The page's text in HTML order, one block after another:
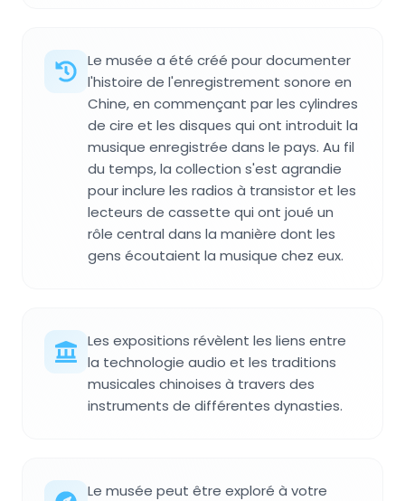
Le musée a été créé pour documenter
l'histoire de l'enregistrement sonore en
Chine, en commençant par les cylindres
de cire et les disques qui ont introduit la
musique enregistrée dans le pays. Au fil
du temps, la collection s'est agrandie
pour inclure les radios à transistor et les
lecteurs de cassette qui ont joué un
rôle central dans la manière dont les
gens écoutaient la musique chez eux.
Les expositions révèlent les liens entre
la technologie audio et les traditions
musicales chinoises à travers des
instruments de différentes dynasties.
Le musée peut être exploré à votre